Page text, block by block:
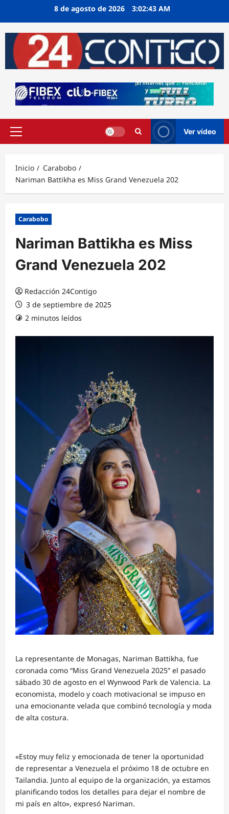
8 de agosto de 2026 3:02:44 AM
Menú
Ver vídeo
Inicio
Carabobo
Nariman Battikha es Miss Grand Venezuela 202
Carabobo
Nariman Battikha es Miss
Grand Venezuela 202
Redacción 24Contigo
3 de septiembre de 2025
2 minutos leídos
La representante de Monagas, Nariman Battikha, fue
coronada como “Miss Grand Venezuela 2025” el pasado
sábado 30 de agosto en el Wynwood Park de Valencia. La
economista, modelo y coach motivacional se impuso en
una emocionante velada que combinó tecnología y moda
de alta costura.
«Estoy muy feliz y emocionada de tener la oportunidad
de representar a Venezuela el próximo 18 de octubre en
Tailandia. Junto al equipo de la organización, ya estamos
planificando todos los detalles para dejar el nombre de
mi país en alto», expresó Nariman.